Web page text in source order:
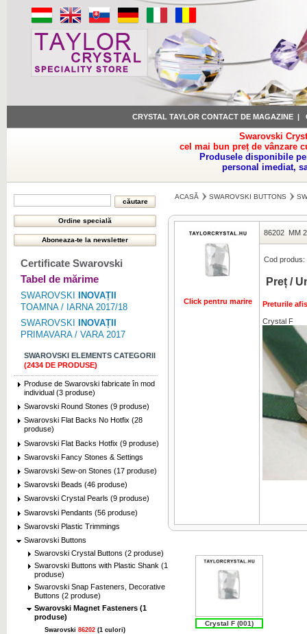
CRYSTAL TAYLOR CONTACT DE MAGAZINE |
Swarovski
cel mai bun preț de vânzare
Produsele disponibile
personal imediat,
Certificate Swarovski
Tabel de mărime
SWAROVSKI
INOVAȚII
TOAMNA / IARNA 2017/18
SWAROVSKI
INOVAȚII
PRIMAVARA / VARA 2017
SWAROVSKI ELEMENTS CATEGORII
(2434 DE PRODUSE)
Produse de Swarovski fabricate în mod
individual (3 produse)
Swarovski Round Stones (9 produse)
Swarovski Flat Backs No Hotfix (28
produse)
Swarovski Flat Backs Hotfix (9 produse)
Swarovski Fancy Stones & Settings
Swarovski Sew-on Stones (17 produse)
Swarovski Beads (46 produse)
Swarovski Crystal Pearls (9 produse)
Swarovski Pendants (56 produse)
Swarovski Plastic Trimmings
Swarovski Buttons
Swarovski Crystal Buttons (2 produse)
Swarovski Buttons with Plastic Shank (1
produse)
Swarovski Snap Fasteners, Decorative
Buttons (2 produse)
Swarovski Magnet Fasteners (1
produse)
Swarovski 86202 (1 culori)
ACASĂ SWAROVSKI BUTTONS
Click pentru marire
86202 MM
Cod produs:
Preț /
Preturile
Crystal F
Crystal F (001)